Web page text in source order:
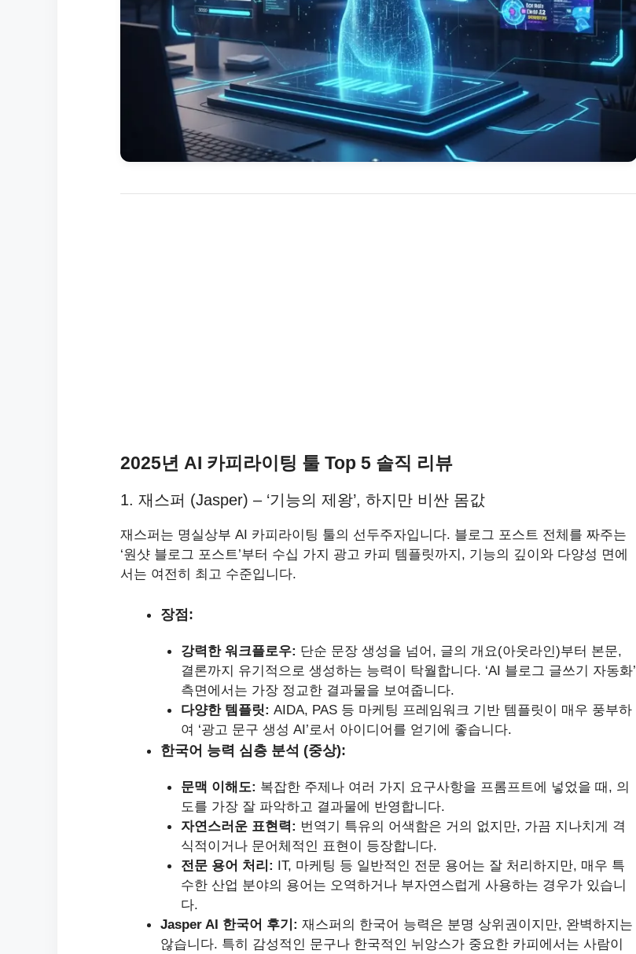
2025년 AI 카피라이팅 툴 Top 5 솔직 리뷰
1. 재스퍼 (Jasper) – ‘기능의 제왕’, 하지만 비싼 몸값
재스퍼는 명실상부 AI 카피라이팅 툴의 선두주자입니다. 블로그 포스트 전체를 짜주는
‘원샷 블로그 포스트’부터 수십 가지 광고 카피 템플릿까지, 기능의 깊이와 다양성 면에
서는 여전히 최고 수준입니다.
장점:
강력한 워크플로우: 단순 문장 생성을 넘어, 글의 개요(아웃라인)부터 본문,
결론까지 유기적으로 생성하는 능력이 탁월합니다. ‘AI 블로그 글쓰기 자동화’
측면에서는 가장 정교한 결과물을 보여줍니다.
다양한 템플릿: AIDA, PAS 등 마케팅 프레임워크 기반 템플릿이 매우 풍부하
여 ‘광고 문구 생성 AI’로서 아이디어를 얻기에 좋습니다.
한국어 능력 심층 분석 (중상):
문맥 이해도: 복잡한 주제나 여러 가지 요구사항을 프롬프트에 넣었을 때, 의
도를 가장 잘 파악하고 결과물에 반영합니다.
자연스러운 표현력: 번역기 특유의 어색함은 거의 없지만, 가끔 지나치게 격
식적이거나 문어체적인 표현이 등장합니다.
전문 용어 처리: IT, 마케팅 등 일반적인 전문 용어는 잘 처리하지만, 매우 특
수한 산업 분야의 용어는 오역하거나 부자연스럽게 사용하는 경우가 있습니
다.
Jasper AI 한국어 후기: 재스퍼의 한국어 능력은 분명 상위권이지만, 완벽하지는
않습니다. 특히 감성적인 문구나 한국적인 뉘앙스가 중요한 카피에서는 사람이